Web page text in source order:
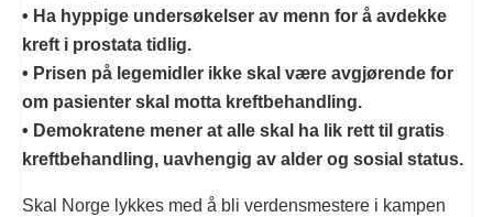
• Ha hyppige undersøkelser av menn for å avdekke
kreft i prostata tidlig.
• Prisen på legemidler ikke skal være avgjørende for
om pasienter skal motta kreftbehandling.
• Demokratene mener at alle skal ha lik rett til gratis
kreftbehandling, uavhengig av alder og sosial status.
Skal Norge lykkes med å bli verdensmestere i kampen